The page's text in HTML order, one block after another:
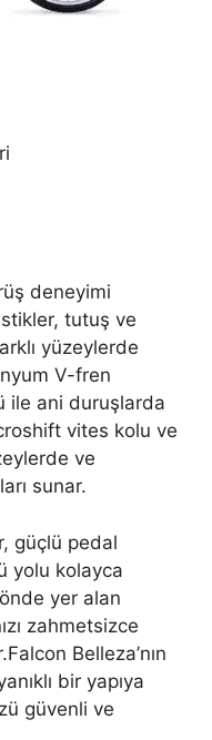
deneyimi
tutuş ve
yüzeylerde
V-fren
ile ani duruşlarda
vites kolu ve
ve
sunar.
güçlü pedal
yolu kolayca
yer alan
zahmetsizce
Falcon Belleza’nın
bir yapıya
güvenli ve